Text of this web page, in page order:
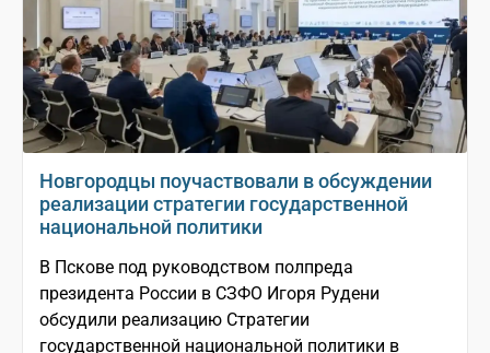
Новгородцы поучаствовали в обсуждении
реализации стратегии государственной
национальной политики
В Пскове под руководством полпреда
президента России в СЗФО Игоря Рудени
обсудили реализацию Стратегии
государственной национальной политики в